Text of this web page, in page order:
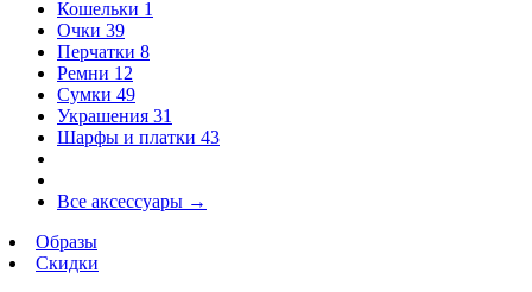
Кошельки 1
Очки 39
Перчатки 8
Ремни 12
Сумки 49
Украшения 31
Шарфы и платки 43
Все аксессуары →
Образы
Скидки